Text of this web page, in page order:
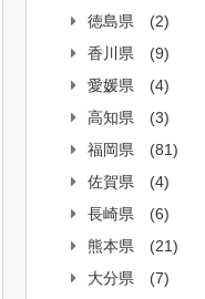
徳島県
(2)
香川県
(9)
愛媛県
(4)
高知県
(3)
福岡県
(81)
佐賀県
(4)
長崎県
(6)
熊本県
(21)
大分県
(7)